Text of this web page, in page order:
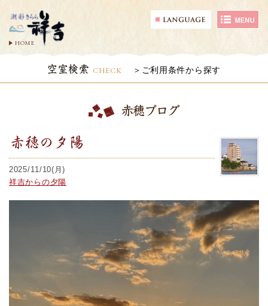
HOME
空室検索 CHECK ご利用条件から探す
赤穂ブログ
赤穂の夕陽
2025/11/10(月)
祥吉からの夕陽